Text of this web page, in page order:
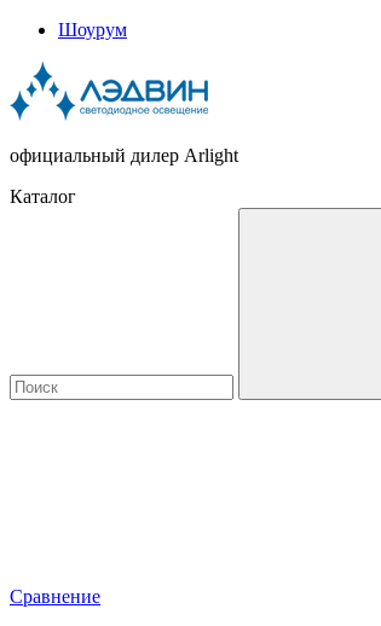
Шоурум
официальный дилер Arlight
Каталог
Сравнение